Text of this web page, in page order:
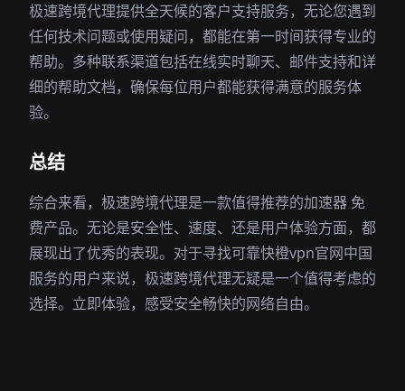
极速跨境代理提供全天候的客户支持服务，无论您遇到
任何技术问题或使用疑问，都能在第一时间获得专业的
帮助。多种联系渠道包括在线实时聊天、邮件支持和详
细的帮助文档，确保每位用户都能获得满意的服务体
验。
总结
综合来看，极速跨境代理是一款值得推荐的加速器 免
费产品。无论是安全性、速度、还是用户体验方面，都
展现出了优秀的表现。对于寻找可靠快橙vpn官网中国
服务的用户来说，极速跨境代理无疑是一个值得考虑的
选择。立即体验，感受安全畅快的网络自由。